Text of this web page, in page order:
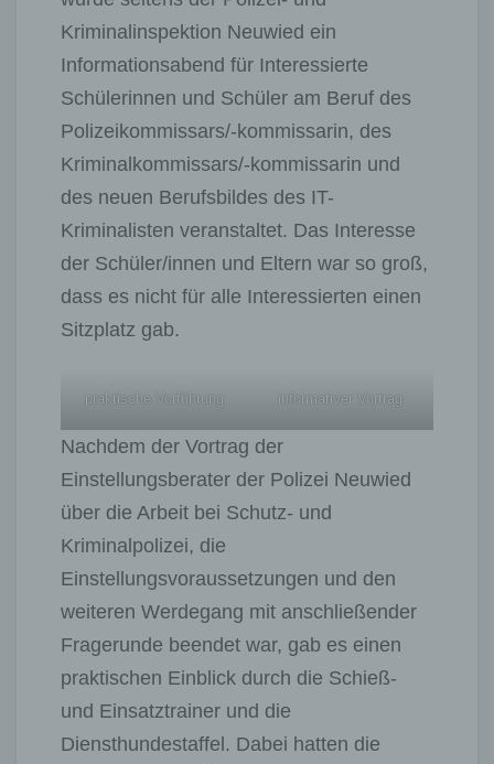
Kriminalinspektion Neuwied ein
Informationsabend für Interessierte
Schülerinnen und Schüler am Beruf des
Polizeikommissars/-kommissarin, des
Kriminalkommissars/-kommissarin und
des neuen Berufsbildes des IT-
Kriminalisten veranstaltet. Das Interesse
der Schüler/innen und Eltern war so groß,
dass es nicht für alle Interessierten einen
Sitzplatz gab.
praktische Vorführung informativer Vortrag
Nachdem der Vortrag der
Einstellungsberater der Polizei Neuwied
über die Arbeit bei Schutz- und
Kriminalpolizei, die
Einstellungsvoraussetzungen und den
weiteren Werdegang mit anschließender
Fragerunde beendet war, gab es einen
praktischen Einblick durch die Schieß-
und Einsatztrainer und die
Diensthundestaffel. Dabei hatten die